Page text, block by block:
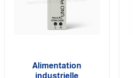
Alimentation
industrielle